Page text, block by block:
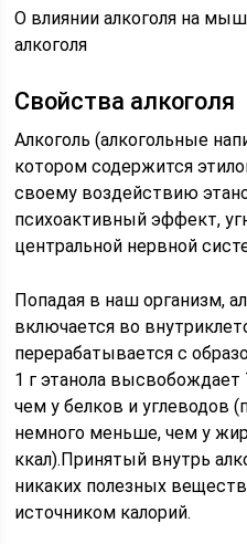
О влиянии алкоголя на
алкоголя
Свойства алкоголя
Алкоголь (алкогольные
котором содержится
своему воздействию
психоактивный эффект,
центральной нервной
Попадая в наш организм,
включается во
перерабатывается с
1 г этанола высвобождает
чем у белков и углеводов
немного меньше, чем у
ккал).Принятый внутрь
никаких полезных
источником калорий.